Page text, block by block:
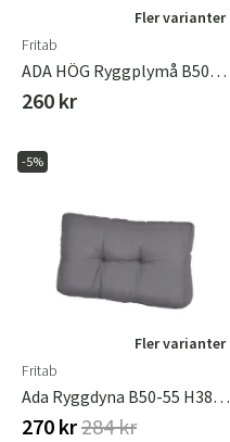
Fler varianter
Fritab
ADA HÖG Ryggplymå B50-55 H48 Ljusgrå
260 kr
-5%
Fler varianter
Fritab
Ada Ryggdyna B50-55 H38 Cm Grå
270 kr284 kr